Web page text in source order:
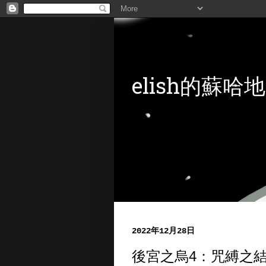
elish的蘇哈地
2022年12月28日
後宮之烏4：咒縛之